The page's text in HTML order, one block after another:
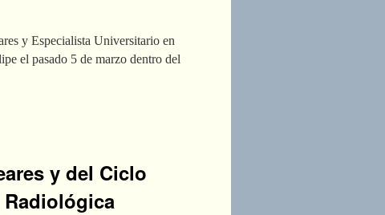
y Especialista Universitario en
el pasado 5 de marzo dentro del
y del Ciclo